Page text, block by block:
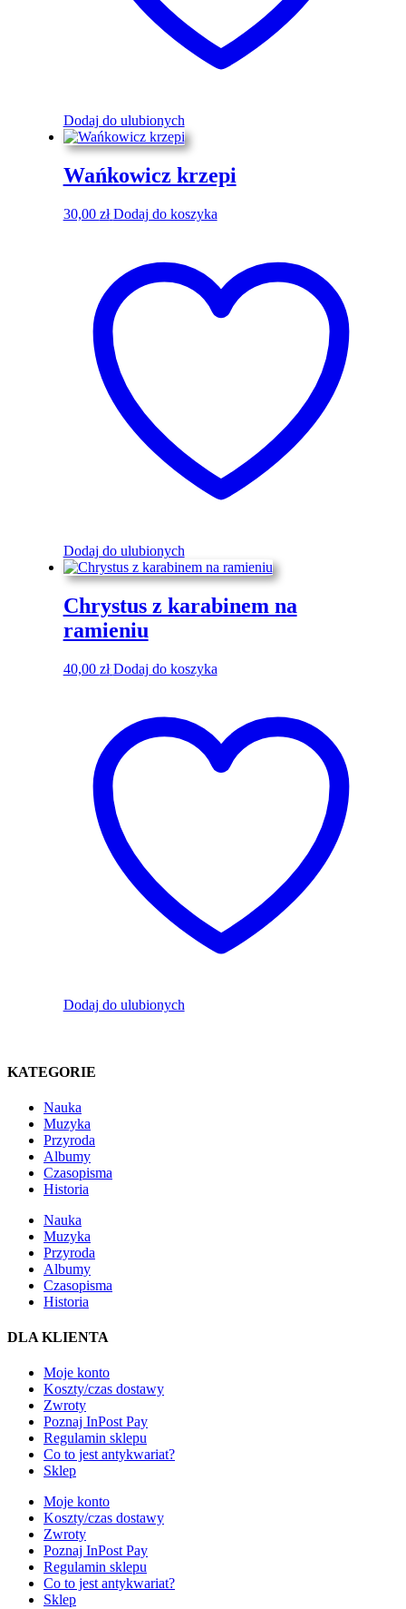
Dodaj do ulubionych
Wańkowicz krzepi
30,00 zł Dodaj do koszyka
Dodaj do ulubionych
Chrystus z karabinem na
ramieniu
40,00 zł Dodaj do koszyka
Dodaj do ulubionych
KATEGORIE
Nauka
Muzyka
Przyroda
Albumy
Czasopisma
Historia
Nauka
Muzyka
Przyroda
Albumy
Czasopisma
Historia
DLA KLIENTA
Moje konto
Koszty/czas dostawy
Zwroty
Poznaj InPost Pay
Regulamin sklepu
Co to jest antykwariat?
Sklep
Moje konto
Koszty/czas dostawy
Zwroty
Poznaj InPost Pay
Regulamin sklepu
Co to jest antykwariat?
Sklep